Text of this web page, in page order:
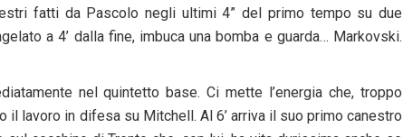
fatti da Pascolo negli ultimi 4” del primo tempo su due
a 4’ dalla fine, imbuca una bomba e guarda… Markovski.
nel quintetto base. Ci mette l’energia che, troppo
il lavoro in difesa su Mitchell. Al 6’ arriva il suo primo canestro